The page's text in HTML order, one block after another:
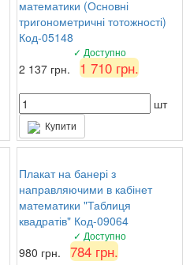
математики (Основні
тригонометричні тотожності)
Код-05148
✓ Доступно
2 137 грн. 1 710 грн.
шт
Купити
Плакат на банері з
направляючими в кабінет
математики "Таблиця
квадратів" Код-09064
✓ Доступно
980 грн. 784 грн.